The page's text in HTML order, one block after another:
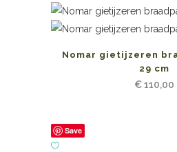
Nomar gietijzeren
29 cm
€110,00
Save